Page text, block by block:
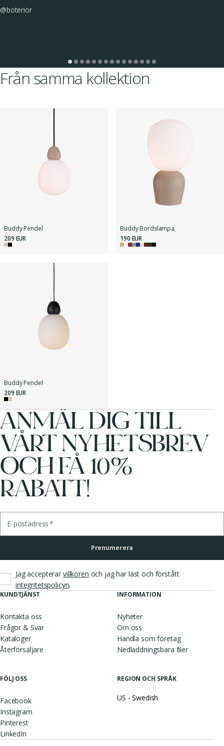
@boterior
Från samma kollektion
Buddy Pendel
209 EUR
Buddy Bordslampa
190 EUR
Buddy Pendel
209 EUR
ANMÄL DIG TILL
VÅRT NYHETSBREV
OCH FÅ 10%
RABATT!
E-postadress*
Prenumerera
Jag accepterar villkoren och jag har läst och förstått
integritetspolicyn.
KUNDTJÄNST
Kontakta oss
Frågor & Svar
Kataloger
Återförsäljare
INFORMATION
Nyheter
Om oss
Handla som företag
Nedladdningsbara filer
FÖLJ OSS
Facebook
Instagram
Pinterest
LinkedIn
REGION OCH SPRÅK
US - Swedish